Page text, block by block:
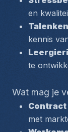
en
kennis
te
Wat mag je
met